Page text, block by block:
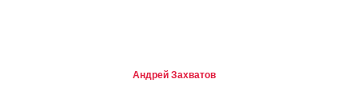
Андрей Захватов